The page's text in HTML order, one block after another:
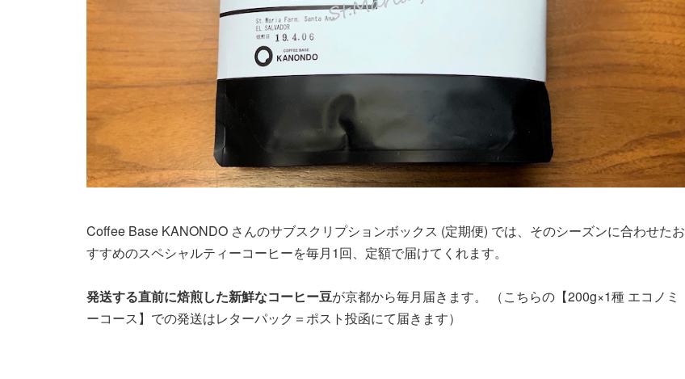
Coffee Base KANONDO さんのサブスクリプションボックス (定期便) では、そのシーズンに合わせたお
すすめのスペシャルティーコーヒーを毎月1回、定額で届けてくれます。
発送する直前に焙煎した新鮮なコーヒー豆が京都から毎月届きます。 （こちらの【200g×1種 エコノミ
ーコース】での発送はレターパック＝ポスト投函にて届きます）